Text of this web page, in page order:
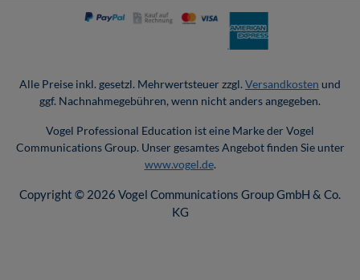
Alle Preise inkl. gesetzl. Mehrwertsteuer zzgl. Versandkosten und
ggf. Nachnahmegebühren, wenn nicht anders angegeben.
Vogel Professional Education ist eine Marke der Vogel
Communications Group. Unser gesamtes Angebot finden Sie unter
www.vogel.de.
Copyright © 2026 Vogel Communications Group GmbH & Co.
KG